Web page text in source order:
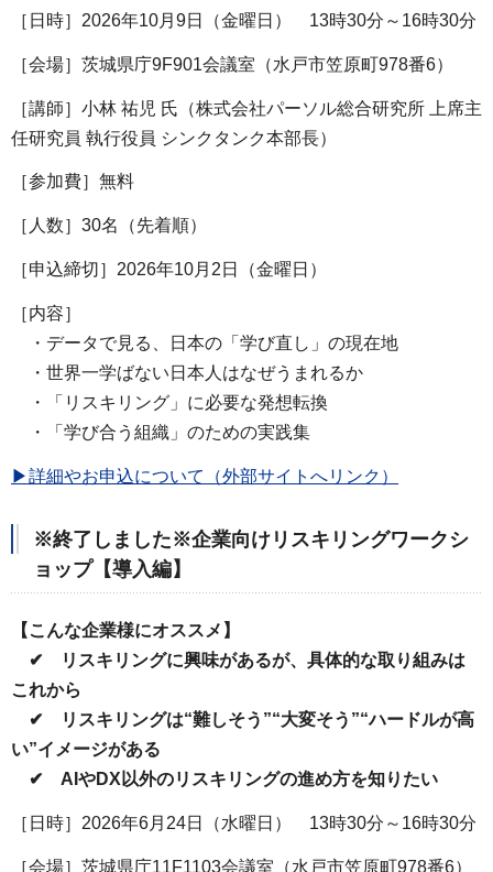
［日時］2026年10月9日（金曜日） 13時30分～16時30分
［会場］茨城県庁9F901会議室（水戸市笠原町978番6）
［講師］小林 祐児 氏（株式会社パーソル総合研究所 上席主
任研究員 執行役員 シンクタンク本部長）
［参加費］無料
［人数］30名（先着順）
［申込締切］2026年10月2日（金曜日）
［内容］
・データで見る、日本の「学び直し」の現在地
・世界一学ばない日本人はなぜうまれるか
・「リスキリング」に必要な発想転換
・「学び合う組織」のための実践集
▶詳細やお申込について（外部サイトへリンク）
※終了しました※企業向けリスキリングワークシ
ョップ【導入編】
【こんな企業様にオススメ】
✔ リスキリングに興味があるが、具体的な取り組みは
これから
✔ リスキリングは“難しそう”“大変そう”“ハードルが高
い”イメージがある
✔ AIやDX以外のリスキリングの進め方を知りたい
［日時］2026年6月24日（水曜日） 13時30分～16時30分
［会場］茨城県庁11F1103会議室（水戸市笠原町978番6）